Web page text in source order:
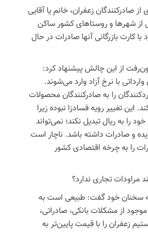
صادرکنندگان زعفران، خانم یا آقایی
از شهرها و روستاهای کشور ساکن
با کارت بازرگانی آنها صادرات در حال
از این چالش پیشنهاد کرد:
با نرخ آزاد وارد می‌شوند.
را به صادرکنندگان محصولات
این تغییر رویه فسادزا نبوده زیرا
خود را به ریال تبدیل نکند؛ نمی‌تواند
و صادرات داشته باشد. ناچار است
را به چرخه اقتصادی کشور
مراودات تجاری ندارد؟
سخنان خود گفت: طبیعی است به
از مشکلات بانکی، صادراتی،
زعفران را با قیمت پایین‌تر به